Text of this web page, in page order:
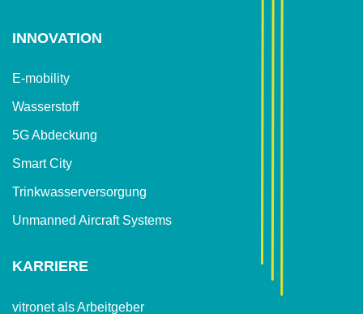
INNOVATION
E-mobility
Wasserstoff
5G Abdeckung
Smart City
Trinkwasser­versorgung
Unmanned Aircraft Systems
KARRIERE
vitronet als Arbeitgeber